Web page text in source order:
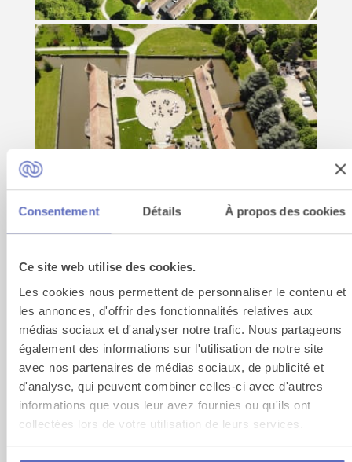
Consentement Détails À propos des cookies
Ce site web utilise des cookies.
Les cookies nous permettent de personnaliser le contenu et
les annonces, d'offrir des fonctionnalités relatives aux
médias sociaux et d'analyser notre trafic. Nous partageons
également des informations sur l'utilisation de notre site
avec nos partenaires de médias sociaux, de publicité et
d'analyse, qui peuvent combiner celles-ci avec d'autres
informations que vous leur avez fournies ou qu'ils ont
collectées lors de votre utilisation de leurs services.